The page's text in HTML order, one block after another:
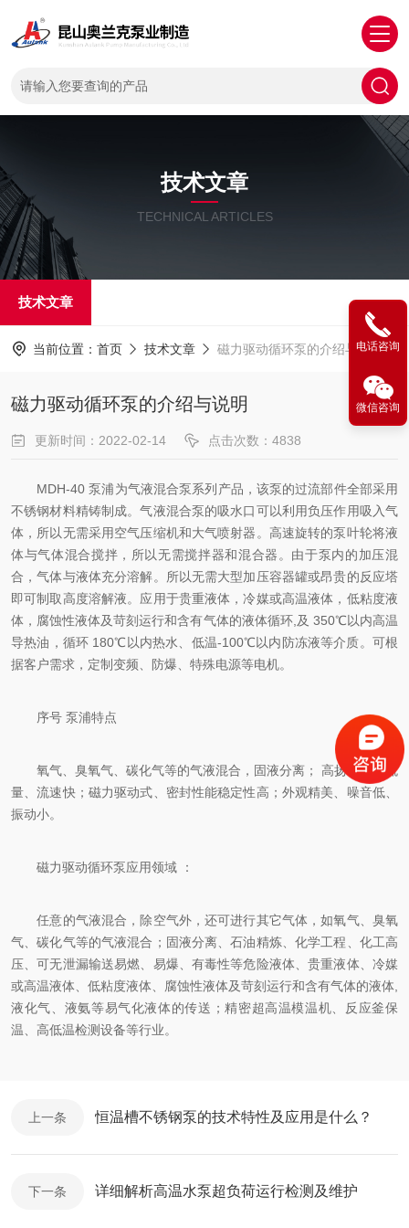
技术文章
TECHNICAL ARTICLES
技术文章
当前位置： 首页 技术文章 磁力驱动循环泵的介绍与说明
磁力驱动循环泵的介绍与说明
更新时间：2022-02-14 点击次数：4838
MDH-40 泵浦为气液混合泵系列产品，该泵的过流部件全部采用
不锈钢材料精铸制成。气液混合泵的吸水口可以利用负压作用吸入气
体，所以无需采用空气压缩机和大气喷射器。高速旋转的泵叶轮将液
体与气体混合搅拌，所以无需搅拌器和混合器。由于泵内的加压混
合，气体与液体充分溶解。所以无需大型加压容器罐或昂贵的反应塔
即可制取高度溶解液。应用于贵重液体，冷媒或高温液体，低粘度液
体，腐蚀性液体及苛刻运行和含有气体的液体循环,及 350℃以内高温
导热油，循环 180℃以内热水、低温-100℃以内防冻液等介质。可根
据客户需求，定制变频、防爆、特殊电源等电机。
序号 泵浦特点
氧气、臭氧气、碳化气等的气液混合，固液分离； 高扬程、小流
量、流速快；磁力驱动式、密封性能稳定性高；外观精美、噪音低、
振动小。
磁力驱动循环泵应用领域 ：
任意的气液混合，除空气外，还可进行其它气体，如氧气、臭氧
气、碳化气等的气液混合；固液分离、石油精炼、化学工程、化工高
压、可无泄漏输送易燃、易爆、有毒性等危险液体、贵重液体、冷媒
或高温液体、低粘度液体、腐蚀性液体及苛刻运行和含有气体的液体,
液化气、液氨等易气化液体的传送；精密超高温模温机、反应釜保
温、高低温检测设备等行业。
上一条 恒温槽不锈钢泵的技术特性及应用是什么？
下一条 详细解析高温水泵超负荷运行检测及维护
电话咨询
微信咨询